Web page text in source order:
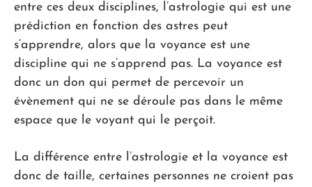
entre ces deux disciplines, l’astrologie qui est une
prédiction en fonction des astres peut
s’apprendre, alors que la voyance est une
discipline qui ne s’apprend pas. La voyance est
donc un don qui permet de percevoir un
évènement qui ne se déroule pas dans le même
espace que le voyant qui le perçoit.
La différence entre l’astrologie et la voyance est
donc de taille, certaines personnes ne croient pas